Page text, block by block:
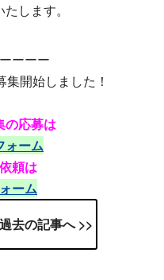
します。
ーーー
開始しました！
の応募は
ォーム
頼は
ーム
過去の記事へ >>